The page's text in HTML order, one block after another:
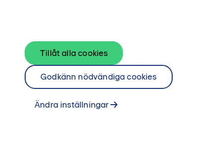
I den här ljusa genomgångstrean njuter du av
kvällssolen på den stora balkongen. Den sociala
planlösningen ger gott om plats när familj och
vänner kommer förbi. Dessutom har den ett
riktigt fint ljusinsläpp. Väkommen in!
Ändra inställningar
Godkänn nödvändiga cookies
Tillåt alla cookies